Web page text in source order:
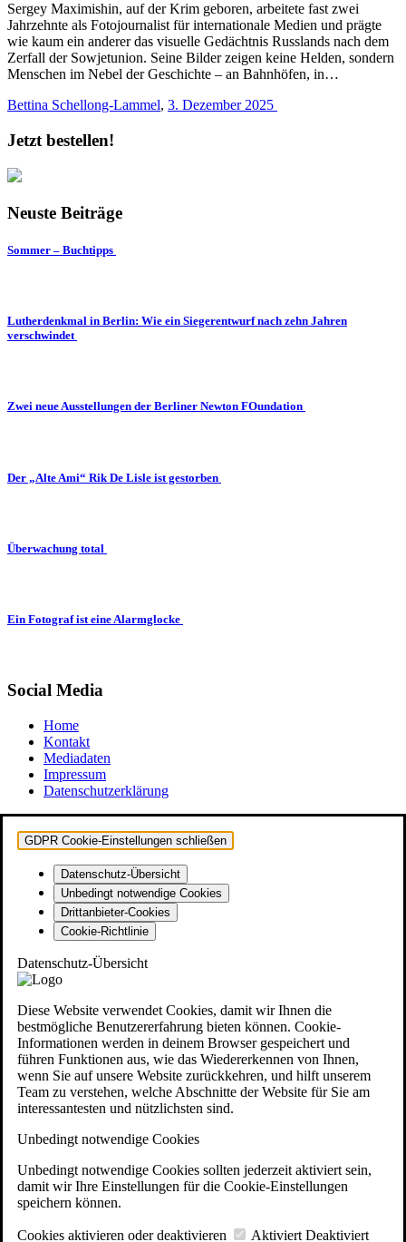
Sergey Maximishin, auf der Krim geboren, arbeitete fast zwei
Jahrzehnte als Fotojournalist für internationale Medien und prägte
wie kaum ein anderer das visuelle Gedächtnis Russlands nach dem
Zerfall der Sowjetunion. Seine Bilder zeigen keine Helden, sondern
Menschen im Nebel der Geschichte – an Bahnhöfen, in…
Bettina Schellong-Lammel, 3. Dezember 2025
Jetzt bestellen!
Neuste Beiträge
Sommer – Buchtipps
Lutherdenkmal in Berlin: Wie ein Siegerentwurf nach zehn Jahren
verschwindet
Zwei neue Ausstellungen der Berliner Newton FOundation
Der „Alte Ami“ Rik De Lisle ist gestorben
Überwachung total
Ein Fotograf ist eine Alarmglocke
Social Media
Home
Kontakt
Mediadaten
Impressum
Datenschutzerklärung
GDPR Cookie-Einstellungen schließen
Datenschutz-Übersicht
Unbedingt notwendige Cookies
Drittanbieter-Cookies
Cookie-Richtlinie
Datenschutz-Übersicht
Diese Website verwendet Cookies, damit wir Ihnen die
bestmögliche Benutzererfahrung bieten können. Cookie-
Informationen werden in deinem Browser gespeichert und
führen Funktionen aus, wie das Wiedererkennen von Ihnen,
wenn Sie auf unsere Website zurückkehren, und hilft unserem
Team zu verstehen, welche Abschnitte der Website für Sie am
interessantesten und nützlichsten sind.
Unbedingt notwendige Cookies
Unbedingt notwendige Cookies sollten jederzeit aktiviert sein,
damit wir Ihre Einstellungen für die Cookie-Einstellungen
speichern können.
Cookies aktivieren oder deaktivieren Aktiviert Deaktiviert